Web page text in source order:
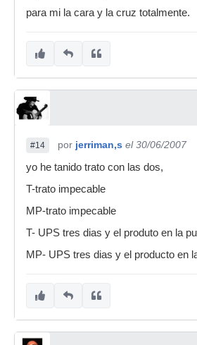
para mi la cara y la cruz totalmente.
#14 por jerriman,s el 30/06/2007
yo he tanido trato con las dos,
T-trato impecable
MP-trato impecable
T- UPS tres dias y el produto en la
MP- UPS tres dias y el producto en